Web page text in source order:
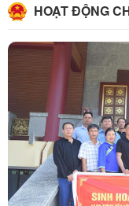
HOẠT ĐỘNG